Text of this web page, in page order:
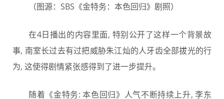
（图源：SBS《金特务：本色回归》剧照）
在4日播出的内容里面, 特别公开了这样一个背景故
事, 南室长过去有过把威胁朱江灿的人牙齿全部拔光的行
为, 这使得剧情紧张感得到了进一步提升。
随着《金特务: 本色回归》人气不断持续上升, 李东